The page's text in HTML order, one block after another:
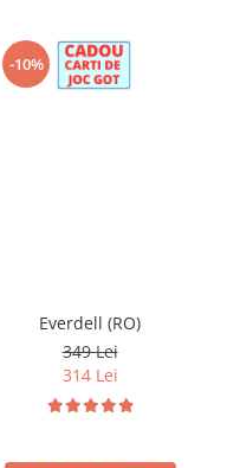
-10%
Everdell (RO)
349 Lei
314 Lei